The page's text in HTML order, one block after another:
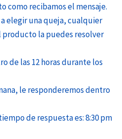
como recibamos el mensaje.
elegir una queja, cualquier
producto la puedes resolver
de las 12 horas durante los
le responderemos dentro
de respuesta es: 8:30 pm